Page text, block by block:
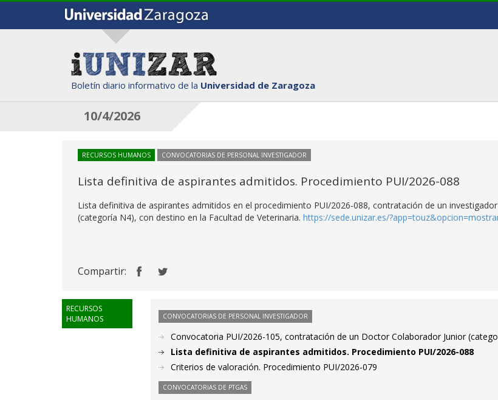
Boletín diario informativo de la Universidad de Zaragoza
10/4/2026
RECURSOS HUMANOS CONVOCATORIAS DE PERSONAL INVESTIGADOR
Lista definitiva de aspirantes admitidos. Procedimiento PUI/2026-088
Lista definitiva de aspirantes admitidos en el procedimiento PUI/2026-088, contratación de un
(categoría N4), con destino en la Facultad de Veterinaria. https://sede.unizar.es/
Compartir:
RECURSOS
HUMANOS
CONVOCATORIAS DE PERSONAL INVESTIGADOR
Convocatoria PUI/2026-105, contratación de un Doctor Colaborador Junior
Lista definitiva de aspirantes admitidos. Procedimiento PUI/2026-088
Criterios de valoración. Procedimiento PUI/2026-079
CONVOCATORIAS DE PTGAS